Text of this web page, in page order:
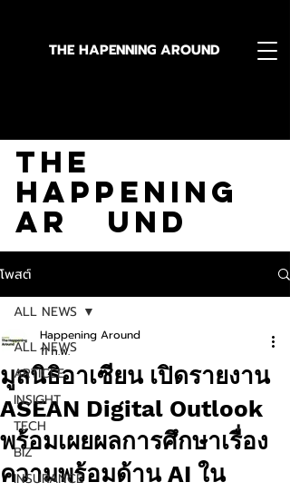
THE HAPENNING AROUND
The
Happening
Ar und
โพสต์
ALL NEWS
ARTICLE
INSIGHT
TECH
BIZ
INSURANCE
ALL NEWS
มูลนิธิอาเซียน เปิดรายงาน
ASEAN Digital Outlook
พร้อมเผยผลการศึกษาเรื่อง
ความพร้อมด้าน AI ใน
Happening Around
11 ก.พ.